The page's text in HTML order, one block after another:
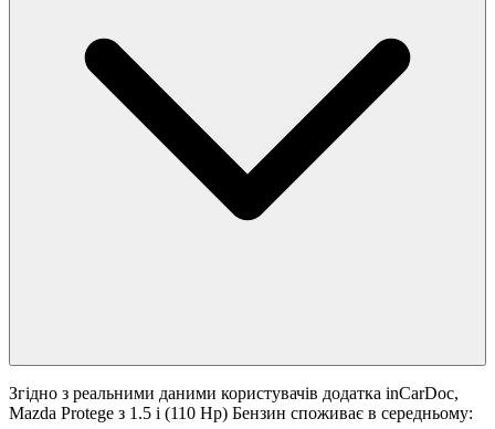
Згідно з реальними даними користувачів додатка inCarDoc,
Mazda Protege з 1.5 i (110 Hp) Бензин споживає в середньому: